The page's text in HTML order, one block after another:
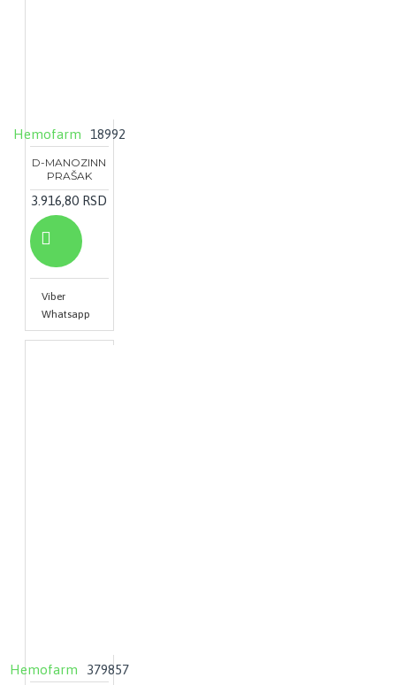
Hemofarm 18992
D-MANOZINN
PRAŠAK
3.916,80 RSD
Viber
Whatsapp
Hemofarm 379857